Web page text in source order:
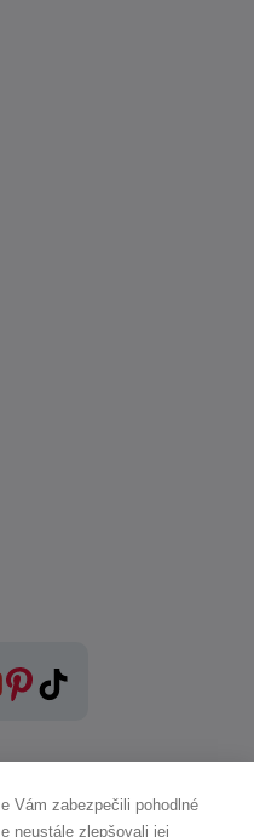
Vám zabezpečili pohodlné
neustále zlepšovali jej